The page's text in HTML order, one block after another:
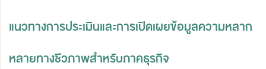
แนวทางการประเมินและการเปิดเผยข้อมูลความหลาก
หลายทางชีวภาพสำหรับภาคธุรกิจ